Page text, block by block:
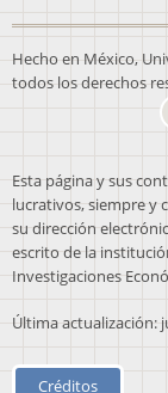
Hecho en México,
todos los derechos
Esta página y sus
lucrativos, siempre y
su dirección
escrito de la
Investigaciones
Última actualización:
Créditos